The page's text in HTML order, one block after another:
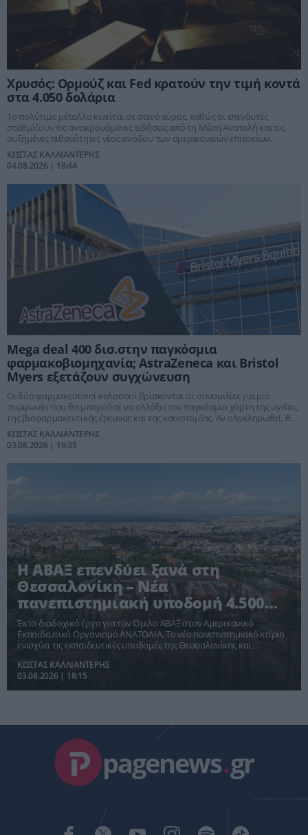
Χρυσός: Ορμούζ και Fed κρατούν την τιμή κοντά
στα 4.050 δολάρια
Το πολύτιμο μέταλλο κινείται σε στενό εύρος, καθώς οι επενδυτές
σταθμίζουν τις αντικρουόμενες ειδήσεις από τη Μέση Ανατολή και τις
αυξημένες πιθανότητες νέας ανόδου των αμερικανικών επιτοκίων.
ΚΩΣΤΑΣ ΚΑΛΛΙΑΝΤΕΡΗΣ
04.08.2026 | 18:44
Mega deal 400 δισ.στην παγκόσμια
φαρμακοβιομηχανία; AstraZeneca και Bristol
Myers εξετάζουν συγχώνευση
Οι δύο φαρμακευτικοί κολοσσοί βρίσκονται σε συνομιλίες για μια
συμφωνία που θα μπορούσε να αλλάξει τον παγκόσμιο χάρτη της υγείας,
της βιοφαρμακευτικής έρευνας και της καινοτομίας. Αν ολοκληρωθεί, θα
δημιουργηθεί ένας όμιλος αξίας σχεδόν 400 δισ. δολαρίων, με κυρίαρχη
παρουσία στην ογκολογία, τις σπάνιες παθήσεις και τις θεραπείες
επόμενης γενιάς.
ΚΩΣΤΑΣ ΚΑΛΛΙΑΝΤΕΡΗΣ
03.08.2026 | 19:35
Η ΑΒΑΞ επενδύει ξανά στη
Θεσσαλονίκη – Νέα
πανεπιστημιακή υποδομή 4.500
τ.μ. στο Anatolia
Έκτο διαδοχικό έργο για τον Όμιλο ΑΒΑΞ στον Αμερικανικό
Εκπαιδευτικό Οργανισμό ΑΝΑΤΟΛΙΑ. Το νέο πανεπιστημιακό κτίριο
ενισχύει τις εκπαιδευτικές υποδομές της Θεσσαλονίκης και
ακαδημαϊκού και επενδυτικού κόμβου.
ΚΩΣΤΑΣ ΚΑΛΛΙΑΝΤΕΡΗΣ
03.08.2026 | 18:15
pagenews.gr